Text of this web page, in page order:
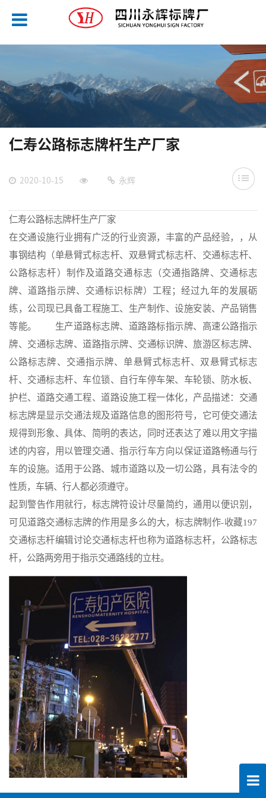
仁寿公路标志牌杆生产厂家
2020-10-15 永辉
仁寿公路标志牌杆生产厂家
在交通设施行业拥有广泛的行业资源，丰富的产品经验，，从
事钢结构（单悬臂式标志杆、双悬臂式标志杆、交通标志杆、
公路标志杆）制作及道路交通标志（交通指路牌、交通标志
牌、道路指示牌、交通标识标牌）工程；经过九年的发展砺
练，公司现已具备工程施工、生产制作、设施安装、产品销售
等能。 生产道路标志牌、道路路标指示牌、高速公路指示
牌、交通标志牌、道路指示牌、交通标识牌、旅游区标志牌、
公路标志牌、交通指示牌、单悬臂式标志杆、双悬臂式标志
杆、交通标志杆、车位锁、自行车停车架、车轮锁、防水板、
护栏、道路交通工程、道路设施工程一体化，产品描述：交通
标志牌是显示交通法规及道路信息的图形符号，它可使交通法
规得到形象、具体、简明的表达，同时还表达了难以用文字描
述的内容，用以管理交通、指示行车方向以保证道路畅通与行
车的设施。适用于公路、城市道路以及一切公路，具有法令的
性质，车辆、行人都必须遵守。
起到警告作用就行，标志牌符设计尽量简约，通用以便识别，
可见道路交通标志牌的作用是多么的大，标志牌制作-收藏197
交通标志杆编辑讨论交通标志杆也称为道路标志杆，公路标志
杆，公路两旁用于指示交通路线的立柱。